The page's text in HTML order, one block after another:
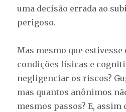
uma decisão errada ao
perigoso.
Mas mesmo que
condições físicas e
negligenciar os riscos?
mas quantos anônimos
mesmos passos? E,